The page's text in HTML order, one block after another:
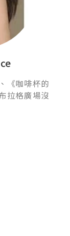
《咖啡杯的
拉格廣場沒